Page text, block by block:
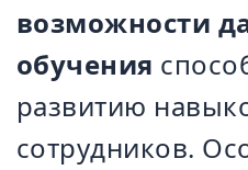
возможности
обучения
развитию
сотрудников.